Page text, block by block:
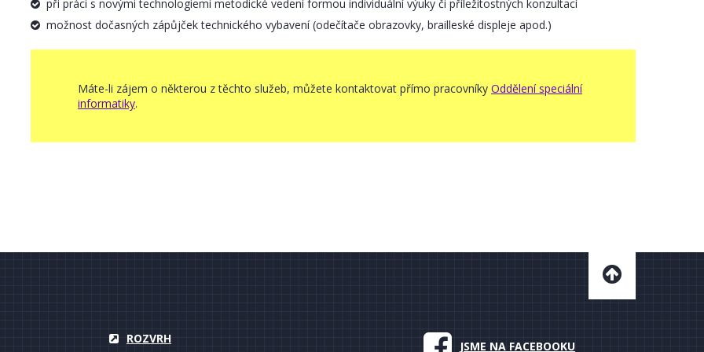
při práci s novými technologiemi metodické vedení formou individuální výuky či příležitostných konzultací
možnost dočasných zápůjček technického vybavení (odečítače obrazovky, brailleské displeje apod.)
Máte-li zájem o některou z těchto služeb, můžete kontaktovat přímo pracovníky Oddělení speciální
informatiky.
ROZVRH
JSME NA FACEBOOKU